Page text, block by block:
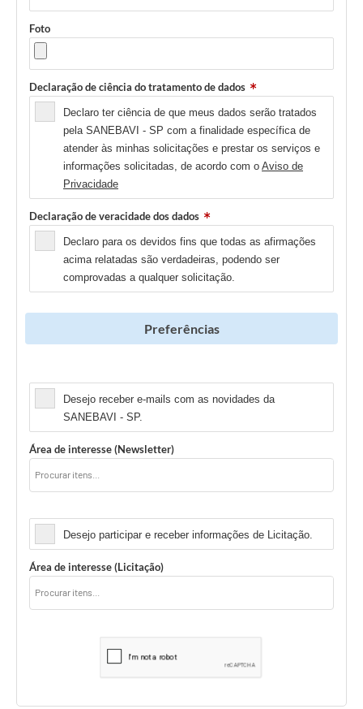
Foto
Declaração de ciência do tratamento de dados
Declaro ter ciência de que meus dados serão tratados
pela SANEBAVI - SP com a finalidade específica de
atender às minhas solicitações e prestar os serviços e
informações solicitadas, de acordo com o Aviso de
Privacidade
Declaração de veracidade dos dados
Declaro para os devidos fins que todas as afirmações
acima relatadas são verdadeiras, podendo ser
comprovadas a qualquer solicitação.
Preferências
Desejo receber e-mails com as novidades da
SANEBAVI - SP.
Área de interesse (Newsletter)
Desejo participar e receber informações de Licitação.
Área de interesse (Licitação)